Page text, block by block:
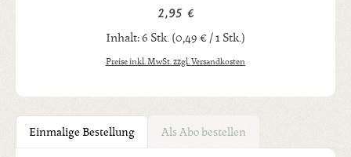
Regulärer Preis:
2,95 €
Inhalt:6 Stk.(0,49 € / 1 Stk.)
Preise inkl. MwSt. zzgl. Versandkosten
Einmalige Bestellung Als Abo bestellen